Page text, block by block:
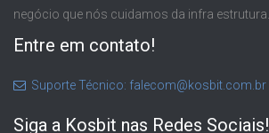
negócio que nós cuidamos da infra estrutura.
Entre em contato!
Suporte Técnico: falecom@kosbit.com.br
Siga a Kosbit nas Redes Sociais!